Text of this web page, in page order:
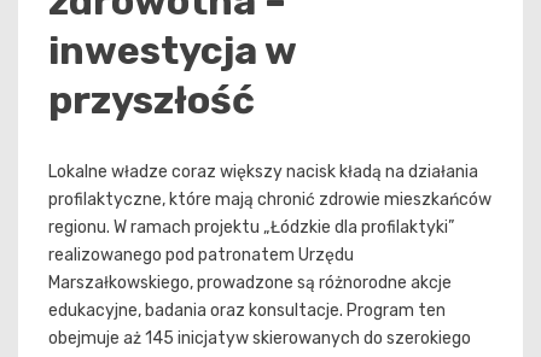
inwestycja w
przyszłość
Lokalne władze coraz większy nacisk kładą na działania
profilaktyczne, które mają chronić zdrowie mieszkańców
regionu. W ramach projektu „Łódzkie dla profilaktyki”
realizowanego pod patronatem Urzędu
Marszałkowskiego, prowadzone są różnorodne akcje
edukacyjne, badania oraz konsultacje. Program ten
obejmuje aż 145 inicjatyw skierowanych do szerokiego